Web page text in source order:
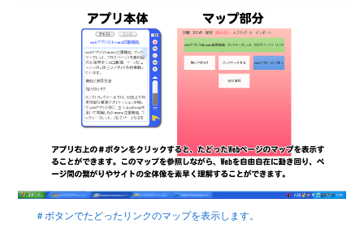
＃ボタンでたどったリンクのマップを表示します。